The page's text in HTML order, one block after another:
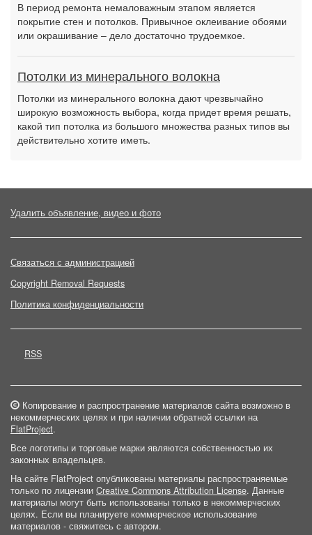
В период ремонта немаловажным этапом является
покрытие стен и потолков. Привычное оклеивание обоями
или окрашивание – дело достаточно трудоемкое.
Потолки из минерального волокна
Потолки из минерального волокна дают чрезвычайно
широкую возможность выбора, когда придет время решать,
какой тип потолка из большого множества разных типов вы
действительно хотите иметь.
Удалить объявление, видео и фото
Связаться с администрацией
Copyright Removal Requests
Политика конфиденциальности
RSS
Копирование и распространение материалов сайта возможно в
некоммерческих целях и при наличии обратной ссылки на
FlatProject.
Все логотипы и торговые марки являются собственностью их
законных владельцев.
На сайте FlatProject опубликованы материалы распространяемые
только по лицензии Creative Commons Attribution License. Данные
материалы могут быть использованы только в некоммерческих
целях. Если вы планируете коммерческое использование
материалов - свяжитесь с автором.